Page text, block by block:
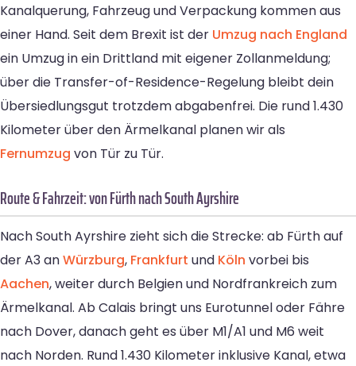
Kanalquerung, Fahrzeug und Verpackung kommen aus
einer Hand. Seit dem Brexit ist der Umzug nach England
ein Umzug in ein Drittland mit eigener Zollanmeldung;
über die Transfer-of-Residence-Regelung bleibt dein
Übersiedlungsgut trotzdem abgabenfrei. Die rund 1.430
Kilometer über den Ärmelkanal planen wir als
Fernumzug von Tür zu Tür.
Route & Fahrzeit: von Fürth nach South Ayrshire
Nach South Ayrshire zieht sich die Strecke: ab Fürth auf
der A3 anWürzburg, Frankfurt und Köln vorbei bis
Aachen, weiter durch Belgien und Nordfrankreich zum
Ärmelkanal. Ab Calais bringt uns Eurotunnel oder Fähre
nach Dover, danach geht es über M1/A1 und M6 weit
nach Norden. Rund 1.430 Kilometer inklusive Kanal, etwa